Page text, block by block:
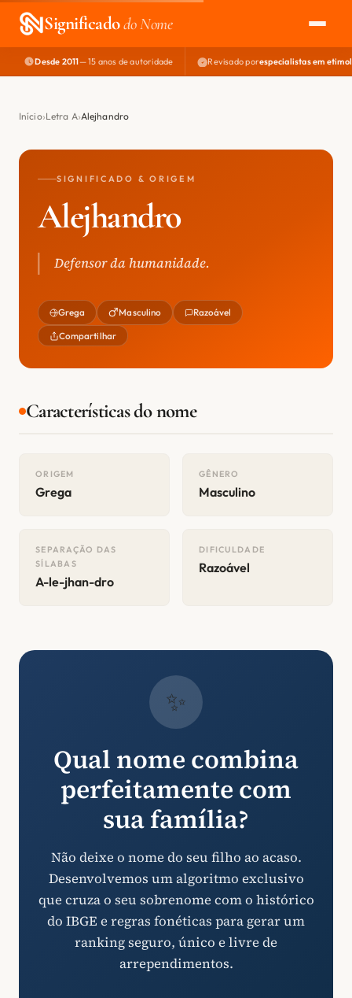
Significadodo Nome
EXPLORAR
NOME PERFEITO
Desde 2011— 15 anos de autoridade Revisado porespecialistas em
Início Letra A Alejhandro
SIGNIFICADO & ORIGEM
Alejhandro
Defensor da humanidade.
Grega Masculino Razoável
Compartilhar
Características do nome
ORIGEM
Grega
GÊNERO
Masculino
SEPARAÇÃO DAS
SÍLABAS
A-le-jhan-dro
DIFICULDADE
Razoável
✨
Qual nome combina
perfeitamente com
sua família?
Não deixe o nome do seu filho ao acaso.
Desenvolvemos um algoritmo exclusivo
que cruza o seu sobrenome com o histórico
do IBGE e regras fonéticas para gerar um
ranking seguro, único e livre de
arrependimentos.